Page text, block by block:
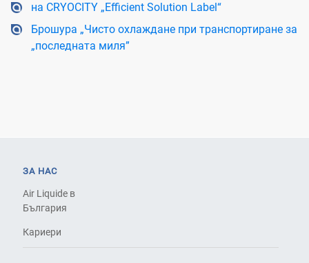
на CRYOCITY „Efficient Solution Label“
Брошура „Чисто охлаждане при транспортиране за
„последната миля”
ЗА НАС
Air Liquide в
България
Кариери